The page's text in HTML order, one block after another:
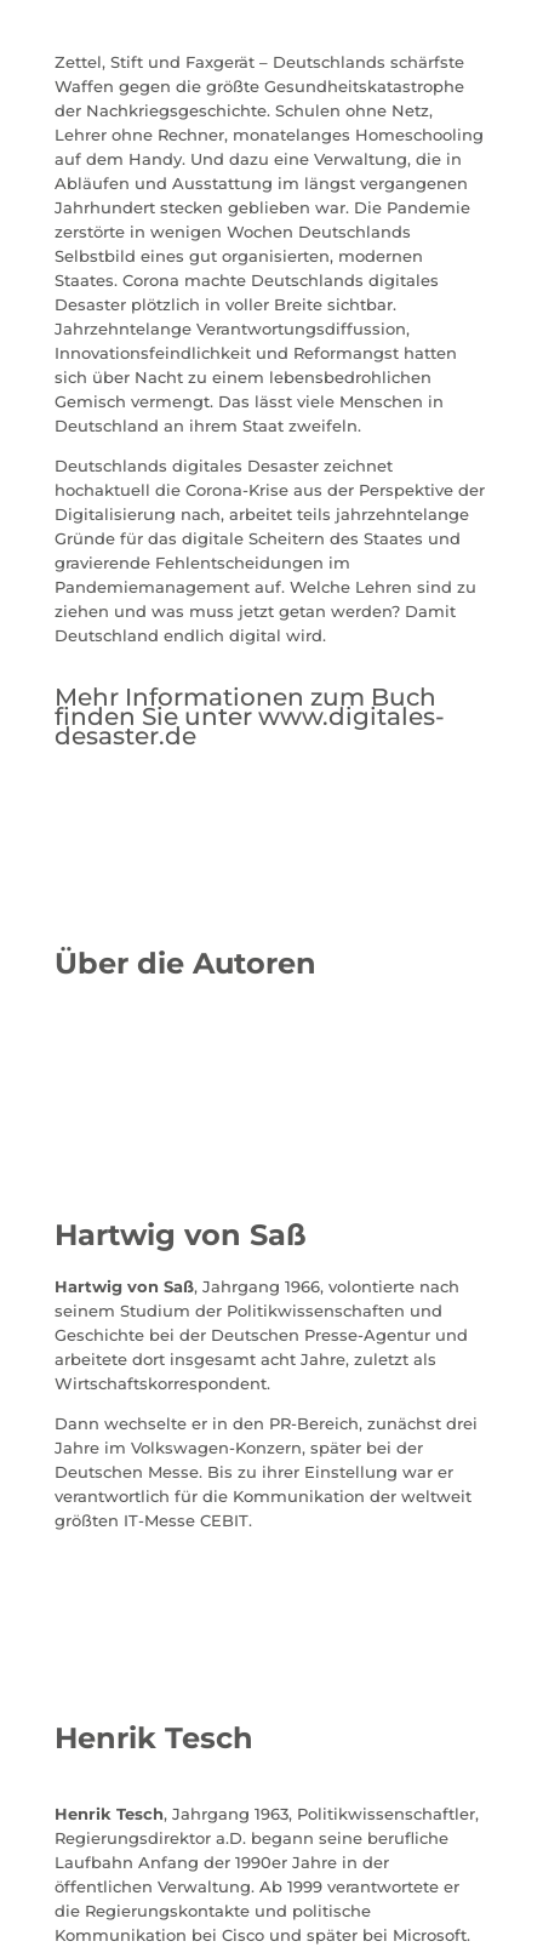
Zettel, Stift und Faxgerät – Deutschlands schärfste
Waffen gegen die größte Gesundheitskatastrophe
der Nachkriegsgeschichte. Schulen ohne Netz,
Lehrer ohne Rechner, monatelanges Homeschooling
auf dem Handy. Und dazu eine Verwaltung, die in
Abläufen und Ausstattung im längst vergangenen
Jahrhundert stecken geblieben war. Die Pandemie
zerstörte in wenigen Wochen Deutschlands
Selbstbild eines gut organisierten, modernen
Staates. Corona machte Deutschlands digitales
Desaster plötzlich in voller Breite sichtbar.
Jahrzehntelange Verantwortungsdiffussion,
Innovationsfeindlichkeit und Reformangst hatten
sich über Nacht zu einem lebensbedrohlichen
Gemisch vermengt. Das lässt viele Menschen in
Deutschland an ihrem Staat zweifeln.
Deutschlands digitales Desaster zeichnet
hochaktuell die Corona-Krise aus der Perspektive der
Digitalisierung nach, arbeitet teils jahrzehntelange
Gründe für das digitale Scheitern des Staates und
gravierende Fehlentscheidungen im
Pandemiemanagement auf. Welche Lehren sind zu
ziehen und was muss jetzt getan werden? Damit
Deutschland endlich digital wird.
Mehr Informationen zum Buch
finden Sie unter www.digitales-
desaster.de
Über die Autoren
Hartwig von Saß
Hartwig von Saß, Jahrgang 1966, volontierte nach
seinem Studium der Politikwissenschaften und
Geschichte bei der Deutschen Presse-Agentur und
arbeitete dort insgesamt acht Jahre, zuletzt als
Wirtschaftskorrespondent.
Dann wechselte er in den PR-Bereich, zunächst drei
Jahre im Volkswagen-Konzern, später bei der
Deutschen Messe. Bis zu ihrer Einstellung war er
verantwortlich für die Kommunikation der weltweit
größten IT-Messe CEBIT.
Henrik Tesch
Henrik Tesch, Jahrgang 1963, Politikwissenschaftler,
Regierungsdirektor a.D. begann seine berufliche
Laufbahn Anfang der 1990er Jahre in der
öffentlichen Verwaltung. Ab 1999 verantwortete er
die Regierungskontakte und politische
Kommunikation bei Cisco und später bei Microsoft.